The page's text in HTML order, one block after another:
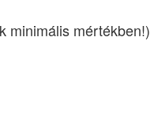
minimális mértékben!)